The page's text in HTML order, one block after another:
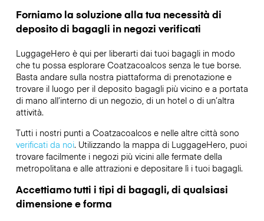
Forniamo la soluzione alla tua necessità di
deposito di bagagli in negozi verificati
LuggageHero è qui per liberarti dai tuoi bagagli in modo
che tu possa esplorare Coatzacoalcos senza le tue borse.
Basta andare sulla nostra piattaforma di prenotazione e
trovare il luogo per il deposito bagagli più vicino e a portata
di mano all’interno di un negozio, di un hotel o di un’altra
attività.
Tutti i nostri punti a Coatzacoalcos e nelle altre città sono
verificati da noi. Utilizzando la mappa di LuggageHero, puoi
trovare facilmente i negozi più vicini alle fermate della
metropolitana e alle attrazioni e depositare lì i tuoi bagagli.
Accettiamo tutti i tipi di bagagli, di qualsiasi
dimensione e forma